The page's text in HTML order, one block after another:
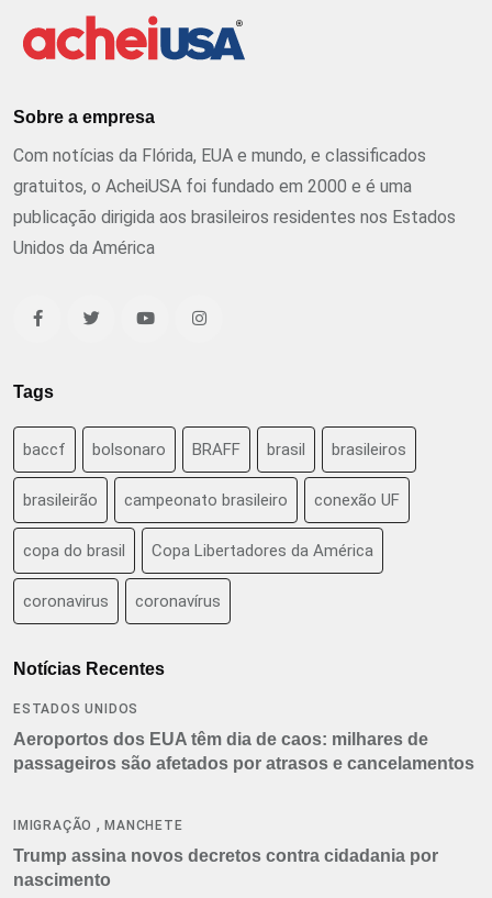
Sobre a empresa
Com notícias da Flórida, EUA e mundo, e classificados
gratuitos, o AcheiUSA foi fundado em 2000 e é uma
publicação dirigida aos brasileiros residentes nos Estados
Unidos da América
Tags
baccf bolsonaro BRAFF brasil brasileiros
brasileirão campeonato brasileiro conexão UF
copa do brasil Copa Libertadores da América
coronavirus coronavírus
Notícias Recentes
ESTADOS UNIDOS
Aeroportos dos EUA têm dia de caos: milhares de
passageiros são afetados por atrasos e cancelamentos
IMIGRAÇÃO ,MANCHETE
Trump assina novos decretos contra cidadania por
nascimento